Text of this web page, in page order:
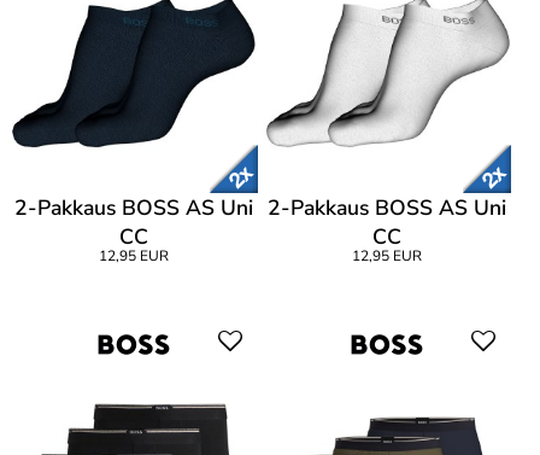
2-Pakkaus BOSS AS Uni
CC
12,95 EUR
2-Pakkaus BOSS AS Uni
CC
12,95 EUR